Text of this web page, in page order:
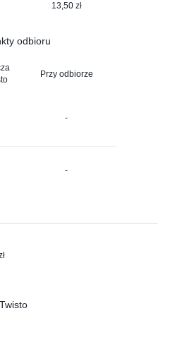
13,50 zł
odbioru
Przy odbiorze
-
-